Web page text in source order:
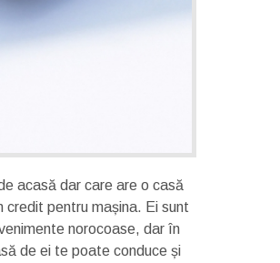
acasă dar care are o casă
credit pentru mașina. Ei sunt
norocoase, dar în
de ei te poate conduce și